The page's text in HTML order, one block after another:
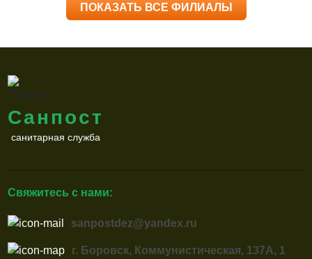
ПОКАЗАТЬ ВСЕ ФИЛИАЛЫ
Санпост
санитарная служба
Свяжитесь с нами:
sanpostdez@yandex.ru
г. Боровск, Коммунистическая, 137А, 1